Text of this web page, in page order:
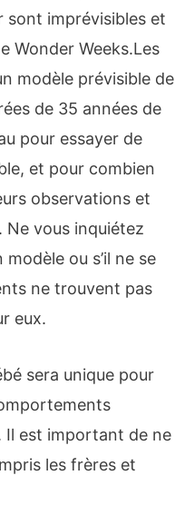
sont imprévisibles et
Wonder Weeks.Les
modèle prévisible de
de 35 années de
pour essayer de
et pour combien
observations et
vous inquiétez
ou s’il ne se
ne trouvent pas
eux.
sera unique pour
Il est important de ne
les frères et